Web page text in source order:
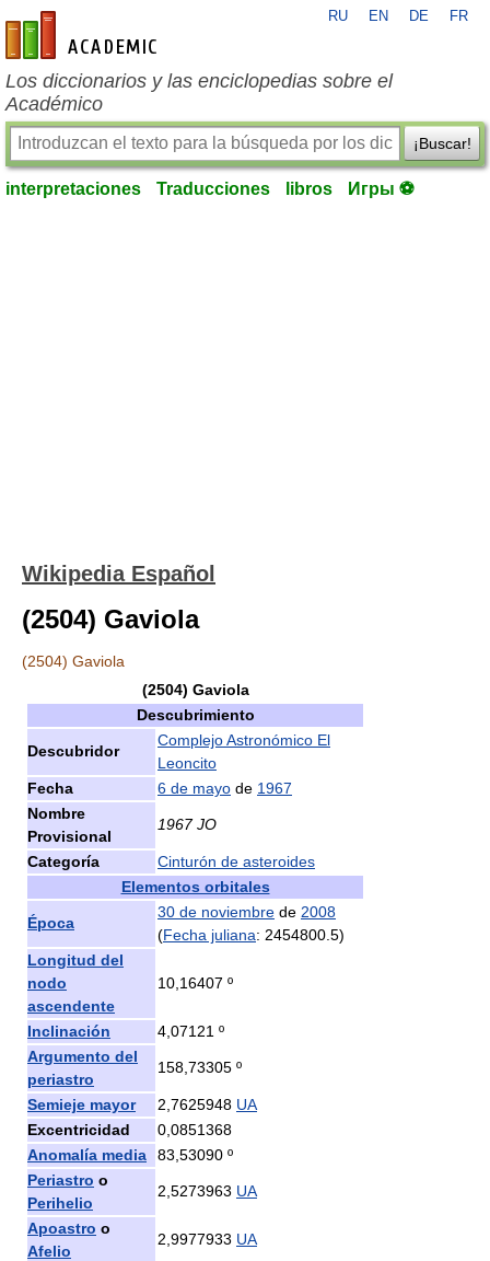
es-academic.com
RU EN DE FR
Los diccionarios y las enciclopedias sobre el
Académico
¡Buscar!
interpretaciones Traducciones libros Игры ⚽
Wikipedia Español
(2504) Gaviola
(2504) Gaviola
(2504) Gaviola
Descubrimiento
Descubridor
Complejo Astronómico El
Leoncito
Fecha
6 de mayo de 1967
Nombre
Provisional
1967 JO
Categoría
Cinturón de asteroides
Elementos orbitales
Época
30 de noviembre de 2008
(Fecha juliana: 2454800.5)
Longitud del
nodo
ascendente
10,16407 º
Inclinación
4,07121 º
Argumento del
periastro
158,73305 º
Semieje mayor 2,7625948 UA
Excentricidad
0,0851368
Anomalía media
83,53090 º
Periastro o
Perihelio
2,5273963 UA
Apoastro o
Afelio
2,9977933 UA